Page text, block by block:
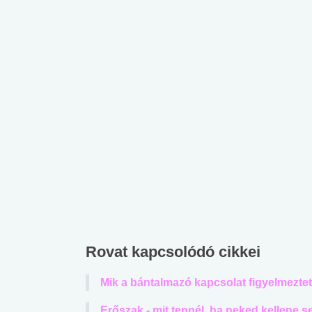
Rovat kapcsolódó cikkei
Mik a bántalmazó kapcsolat
#Zöldövezet #Betegségek